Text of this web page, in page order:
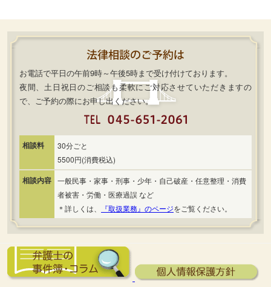
お電話で平日の午前9時～午後5時まで受け付けております。
夜間、土日祝日のご相談も柔軟にご対応させていただきますの
で、ご予約の際にお申し出ください。
相談料
30分ごと
5500円(消費税込)
相談内容 一般民事・家事・刑事・少年・自己破産・任意整理・消費
者被害・労働・医療過誤 など
＊詳しくは、
『取扱業務』のページをご覧ください。